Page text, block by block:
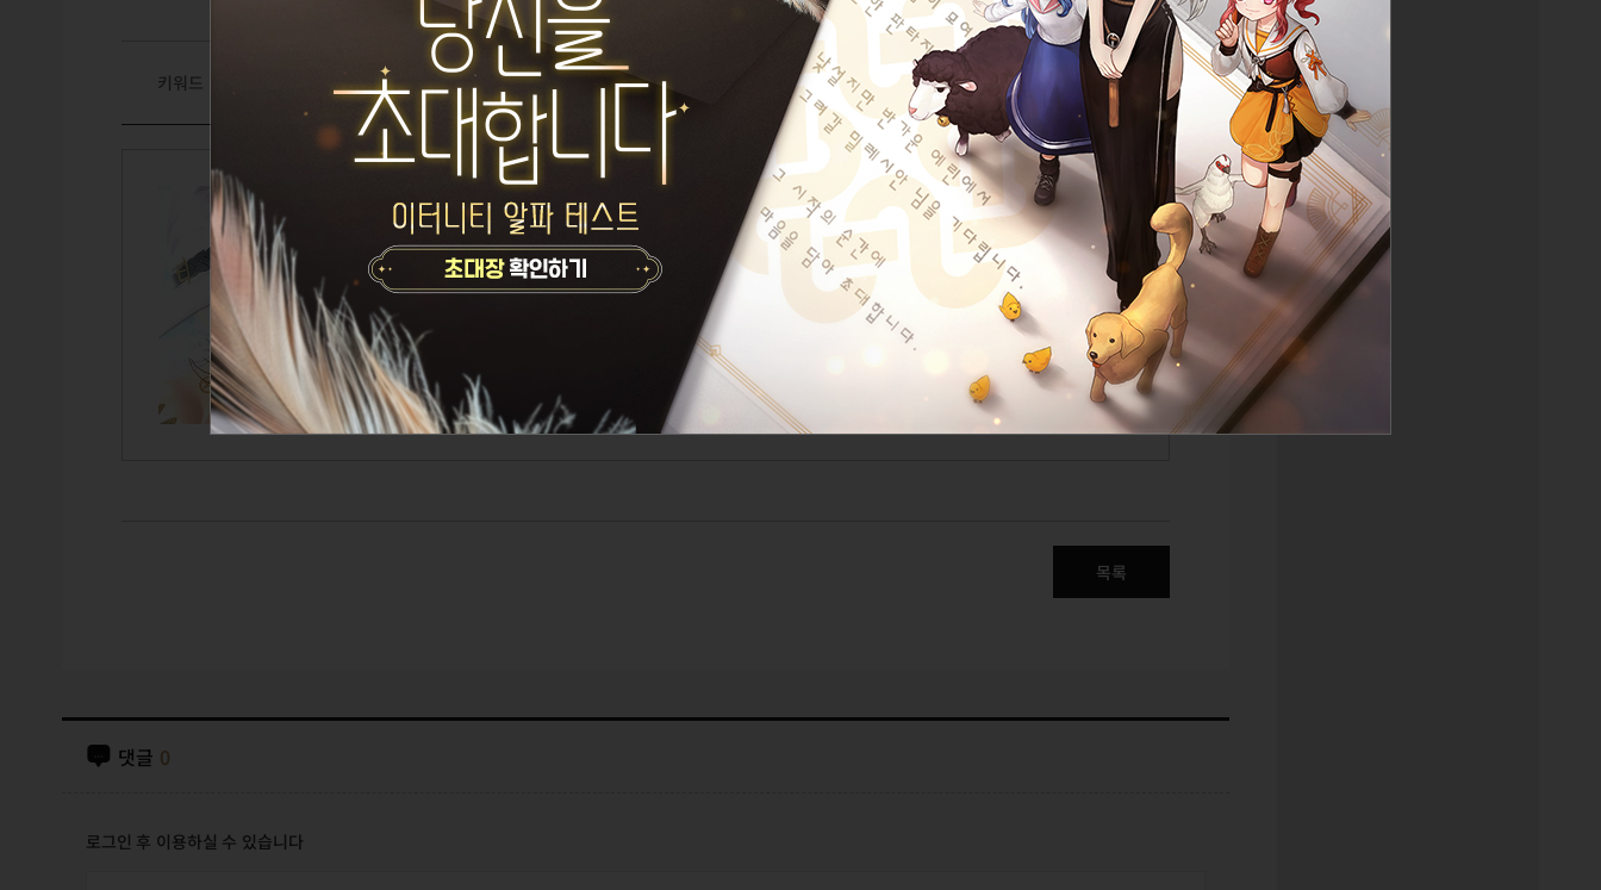
키워드 #이벤트#기타
놀의마녀
Lv.125 피오나
설정된 오늘의 한마디가 없습니다.
GUILD
설정된 길드가 없습니다.
CAIRDE
라비린트 게시물 보기
목록
댓글 0
로그인 후 이용하실 수 있습니다